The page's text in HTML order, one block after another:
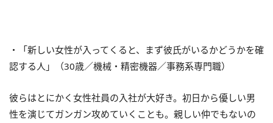
・「新しい女性が入ってくると、まず彼氏がいるかどうかを確
認する人」（30歳／機械・精密機器／事務系専門職）
彼らはとにかく女性社員の入社が大好き。初日から優しい男
性を演じてガンガン攻めていくことも。親しい仲でもないの